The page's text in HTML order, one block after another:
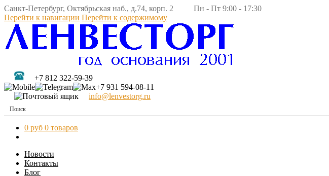
Санкт-Петербург, Октябрьская наб., д.74, корп. 2 Пн - Пт 9:00 - 17:30
Перейти к навигации Перейти к содержимому
+7 812 322-59-39
+7 931 594-08-11
info@lenvestorg.ru
0 руб 0 товаров
Новости
Контакты
Блог